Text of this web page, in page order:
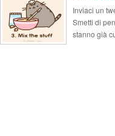
Inviaci un
Smetti di
stanno già